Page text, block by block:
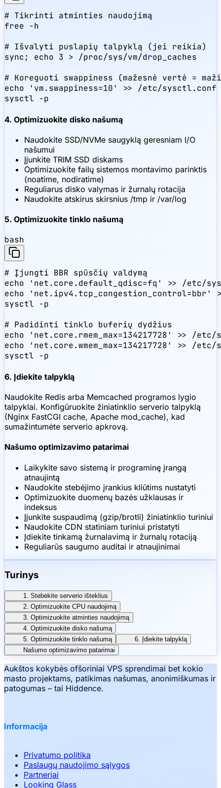
# Tikrinti atminties naudojimą
free -h
# Išvalyti puslapių talpyklą (jei reikia)
sync; echo 3 > /proc/sys/vm/drop_caches
# Koreguoti swappiness (mažesnė vertė =
echo 'vm.swappiness=10' >> /etc/sysctl.conf
sysctl -p
4. Optimizuokite disko našumą
Naudokite SSD/NVMe saugyklą geresniam I/O
našumui
Įjunkite TRIM SSD diskams
Optimizuokite failų sistemos montavimo parinktis
(noatime, nodiratime)
Reguliarus disko valymas ir žurnalų rotacija
Naudokite atskirus skirsnius /tmp ir /var/log
5. Optimizuokite tinklo našumą
bash
# Įjungti BBR spūsčių valdymą
echo 'net.core.default_qdisc=fq' >> /etc/
echo
sysctl -p
# Padidinti tinklo buferių dydžius
echo 'net.core.rmem_max=134217728' >> /
echo 'net.core.wmem_max=134217728' >> /
sysctl -p
6. Įdiekite talpyklą
Naudokite Redis arba Memcached programos lygio
talpyklai. Konfigūruokite žiniatinklio serverio talpyklą
(Nginx FastCGI cache, Apache mod_cache), kad
sumažintumėte serverio apkrovą.
Našumo optimizavimo patarimai
Laikykite savo sistemą ir programinę įrangą
atnaujintą
Naudokite stebėjimo įrankius kliūtims nustatyti
Optimizuokite duomenų bazės užklausas ir
indeksus
Įjunkite suspaudimą (gzip/brotli) žiniatinklio turiniui
Naudokite CDN statiniam turiniui pristatyti
Įdiekite tinkamą žurnalavimą ir žurnalų rotaciją
Reguliarūs saugumo auditai ir atnaujinimai
Turinys
1. Stebėkite serverio išteklius
2. Optimizuokite CPU naudojimą
3. Optimizuokite atminties naudojimą
4. Optimizuokite disko našumą
5. Optimizuokite tinklo našumą
6. Įdiekite talpyklą
Našumo optimizavimo patarimai
Aukštos kokybės ofšoriniai VPS sprendimai bet kokio
masto projektams, patikimas našumas, anonimiškumas ir
patogumas – tai Hiddence.
Informacija
Privatumo politika
Paslaugų naudojimo sąlygos
Partneriai
Looking Glass